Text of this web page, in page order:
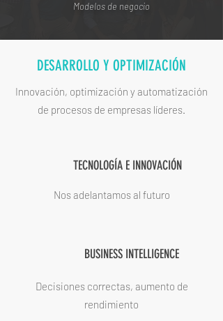
DESARROLLO Y OPTIMIZACIÓN
Innovación, optimización y automatización
de procesos de empresas líderes.
TECNOLOGÍA E INNOVACIÓN
Nos adelantamos al futuro
BUSINESS INTELLIGENCE
Decisiones correctas, aumento de
rendimiento
Modelos de negocio